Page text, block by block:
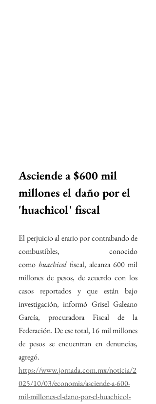
Asciende a $600 mil
millones el daño por el
'huachicol' fiscal
El perjuicio al erario por contrabando de
combustibles, conocido
como huachicol fiscal, alcanza 600 mil
millones de pesos, de acuerdo con los
casos reportados y que están bajo
investigación, informó Grisel Galeano
García, procuradora Fiscal de la
Federación. De ese total, 16 mil millones
de pesos se encuentran en denuncias,
agregó.
https://www.jornada.com.mx/noticia/2
025/10/03/economia/asciende-a-600-
mil-millones-el-dano-por-el-huachicol-